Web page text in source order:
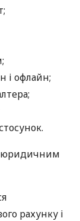
і офлайн;
юридичним
рахунку і